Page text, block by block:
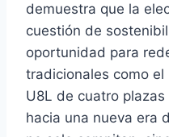
demuestra que la
cuestión de
oportunidad para
tradicionales como el
U8L de cuatro
hacia una nueva era